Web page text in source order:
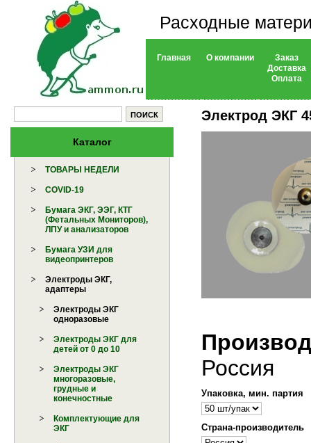
Расходные
Главная О компании
Заказ
Доставка
Оплата
Каталог
ТОВАРЫ НЕДЕЛИ
COVID-19
Бумага ЭКГ, ЭЭГ, КТГ
(Фетальных Мониторов),
ЛПУ и анализаторов
Бумага УЗИ для
видеопринтеров
Электроды ЭКГ,
адаптеры
Электроды ЭКГ
одноразовые
Электроды ЭКГ для
детей от 0 до 10
Электроды ЭКГ
многоразовые,
грудные и
конечностные
Комплектующие для
ЭКГ
Электрод ЭКГ
Россия
Упаковка, мин. партия
Страна-производитель